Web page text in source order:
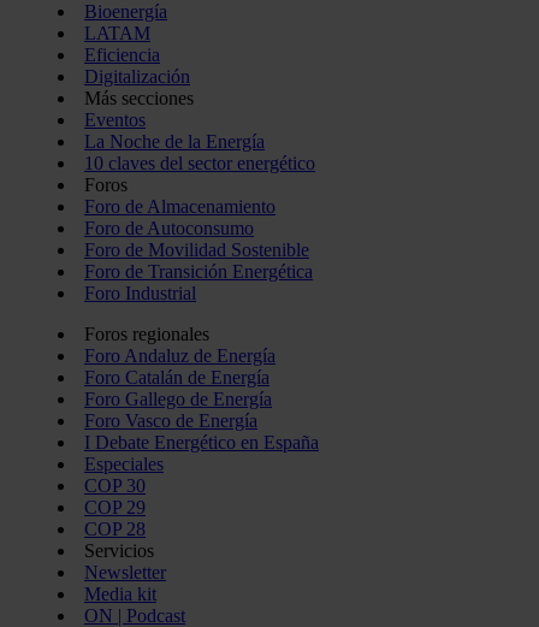
Bioenergía
LATAM
Eficiencia
Digitalización
Más secciones
Eventos
La Noche de la Energía
10 claves del sector energético
Foros
Foro de Almacenamiento
Foro de Autoconsumo
Foro de Movilidad Sostenible
Foro de Transición Energética
Foro Industrial
Foros regionales
Foro Andaluz de Energía
Foro Catalán de Energía
Foro Gallego de Energía
Foro Vasco de Energía
I Debate Energético en España
Especiales
COP 30
COP 29
COP 28
Servicios
Newsletter
Media kit
ON | Podcast